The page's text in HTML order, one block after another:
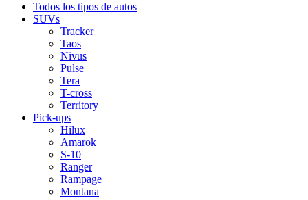
Todos los tipos de autos
SUVs
Tracker
Taos
Nivus
Pulse
Tera
T-cross
Territory
Pick-ups
Hilux
Amarok
S-10
Ranger
Rampage
Montana